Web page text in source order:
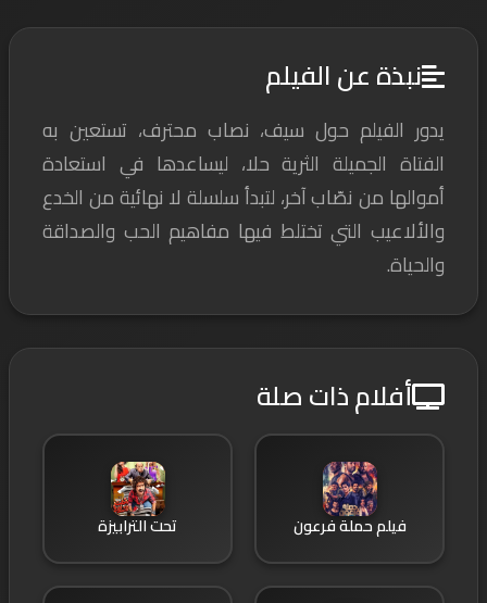
نبذة عن الفيلم
يدور الفيلم حول سيف، نصاب محترف، تستعين به
الفتاة الجميلة الثرية حلا، ليساعدها في استعادة
أموالها من نصّاب آخر، لتبدأ سلسلة لا نهائية من الخدع
واﻷلاعيب التي تختلط فيها مفاهيم الحب والصداقة
والحياة.
أفلام ذات صلة
فيلم حملة فرعون تحت الترابيزة